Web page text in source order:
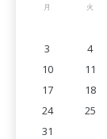
月 火
3
4
10
11
17
18
24
25
31